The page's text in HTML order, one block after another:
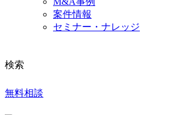
案件情報
セミナー・ナレッジ
検索
無料相談